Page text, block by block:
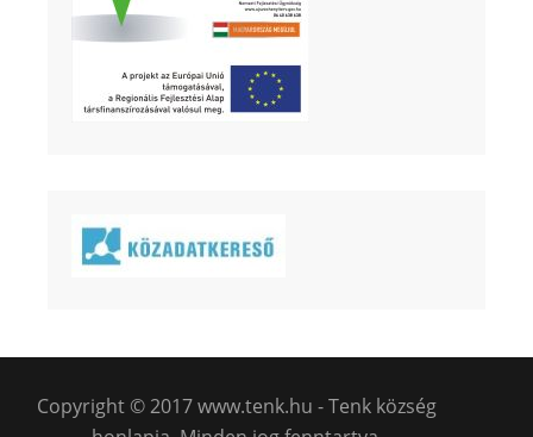
Copyright © 2017 www.tenk.hu - Tenk község